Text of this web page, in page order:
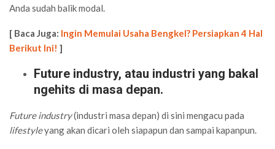
Anda sudah balik modal.
[ Baca Juga: Ingin Memulai Usaha Bengkel? Persiapkan 4 Hal
Berikut Ini! ]
Future industry, atau industri yang bakal
ngehits di masa depan.
Future industry(industri masa depan) di sini mengacu pada
lifestyleyang akan dicari oleh siapapun dan sampai kapanpun.